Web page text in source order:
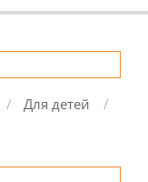
Для детей